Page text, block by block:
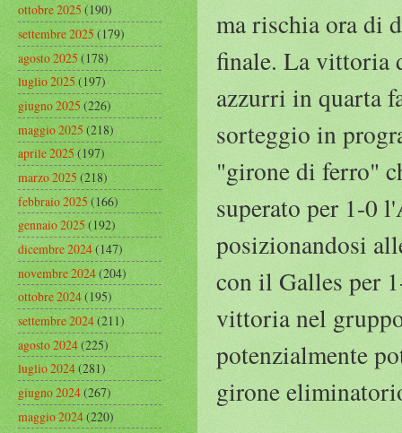
ma rischia ora di
finale. La vittoria
azzurri in quarta
sorteggio in
"girone di ferro"
superato per 1-0
posizionandosi
con il Galles per
vittoria nel
potenzialmente
girone
ottobre 2025(190)
settembre 2025(179)
agosto 2025(178)
luglio 2025(197)
giugno 2025(226)
maggio 2025(218)
aprile 2025(197)
marzo 2025(218)
febbraio 2025(166)
gennaio 2025(192)
dicembre 2024(147)
novembre 2024(204)
ottobre 2024(195)
settembre 2024(211)
agosto 2024(225)
luglio 2024(281)
giugno 2024(267)
maggio 2024(220)